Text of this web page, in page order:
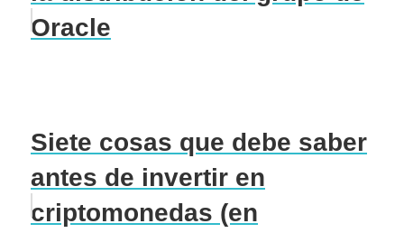
Oracle
Siete cosas que debe saber
antes de invertir en
criptomonedas (en